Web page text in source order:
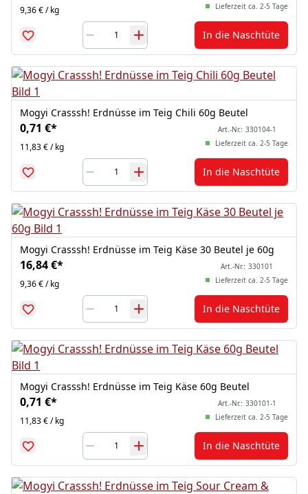
9,36 € / kg
Lieferzeit ca. 2-5 Tage
In die Naschtüte
Mogyi Crasssh! Erdnüsse im Teig Chili 60g Beutel
0,71 €*
11,83 € / kg
Art.-Nr.: 330104-1
Lieferzeit ca. 2-5 Tage
In die Naschtüte
Mogyi Crasssh! Erdnüsse im Teig Käse 30 Beutel je 60g
16,84 €*
9,36 € / kg
Art.-Nr.: 330101
Lieferzeit ca. 2-5 Tage
In die Naschtüte
Mogyi Crasssh! Erdnüsse im Teig Käse 60g Beutel
0,71 €*
11,83 € / kg
Art.-Nr.: 330101-1
Lieferzeit ca. 2-5 Tage
In die Naschtüte